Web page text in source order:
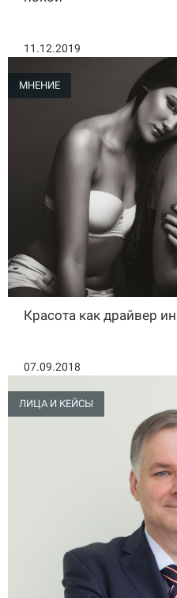
11.12.2019
МНЕНИЕ
Красота как драйвер
07.09.2018
ЛИЦА И КЕЙСЫ